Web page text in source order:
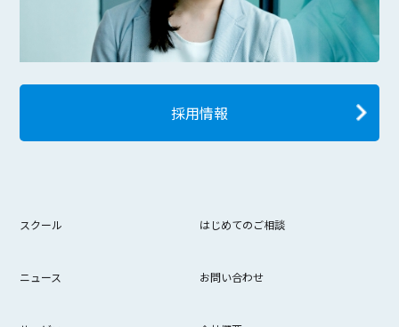
採用情報
スクール はじめてのご相談
ニュース お問い合わせ